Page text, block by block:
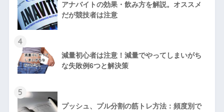
アナバイトの効果・飲み方を解説。オススメ
だが競技者は注意
4
減量初心者は注意！減量でやってしまいがち
な失敗例6つと解決策
5
プッシュ、プル分割の筋トレ方法：頻度別で